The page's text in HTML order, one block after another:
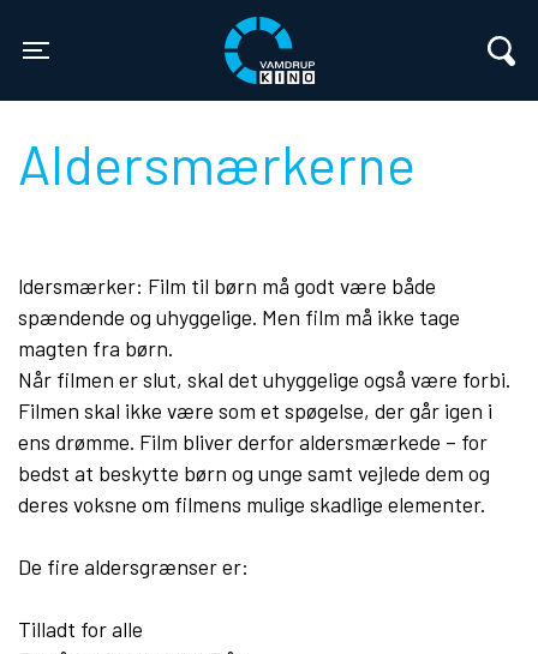
Vamdrup Kino
Aldersmærkerne
ldersmærker: Film til børn må godt være både
spændende og uhyggelige. Men film må ikke tage
magten fra børn.
Når filmen er slut, skal det uhyggelige også være forbi.
Filmen skal ikke være som et spøgelse, der går igen i
ens drømme. Film bliver derfor aldersmærkede – for
bedst at beskytte børn og unge samt vejlede dem og
deres voksne om filmens mulige skadlige elementer.
De fire aldersgrænser er:
Tilladt for alle